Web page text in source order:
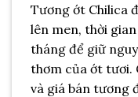
Tương ớt Chilica
lên men, thời
tháng để giữ
thơm của ớt tươi.
và giá bán tương